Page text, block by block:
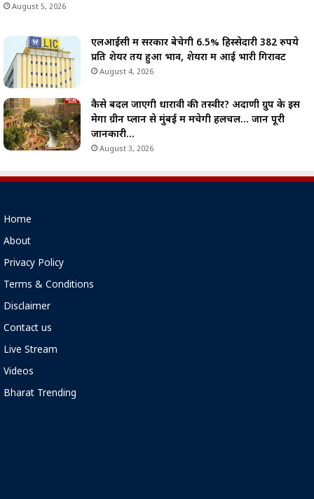
August 5, 2026
एलआईसी में सरकार बेचेगी 6.5% हिस्सेदारी 382 रुपये
प्रति शेयर तय हुआ भाव, शेयरों में आई भारी गिरावट
August 4, 2026
कैसे बदल जाएगी धारावी की तस्वीर? अदाणी ग्रुप के इस
मेगा ग्रीन प्लान से मुंबई में मचेगी हलचल… जानें पूरी
जानकारी…
August 3, 2026
Home
About
Privacy Policy
Terms & Conditions
Disclaimer
Contact us
Live Stream
Videos
Bharat Trending